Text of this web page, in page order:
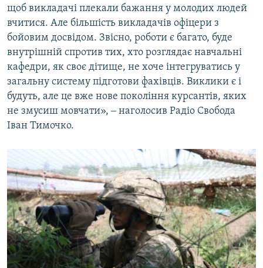
щоб викладачі плекали бажання у молодих людей
вчитися. Але більшість викладачів офіцери з
бойовим досвідом. Звісно, роботи є багато, буде
внутрішній спротив тих, хто розглядає навчальні
кафедри, як своє дітище, не хоче інтегруватись у
загальну систему підготови фахівців. Виклики є і
будуть, але це вже нове покоління курсантів, яких
не змусиш мовчати», ‒ наголосив Радіо Свобода
Іван Тимочко.